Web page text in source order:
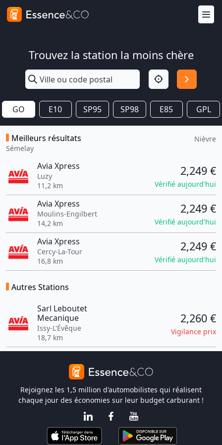
Trouvez la station la moins chère
GO E10 SP95 SP98 E85 GPL
Meilleurs résultats
Sémelay
Nièvre
Avia Xpress
Luzy
11,2 km
2,249 €
Vérifié aujourd'hui
Avia Xpress
Moulins-Engilbert
14,2 km
2,249 €
Vérifié aujourd'hui
Avia Xpress
Cercy-La-Tour
16,8 km
2,249 €
Vérifié aujourd'hui
Autres Stations
Sarl Leboutet
Mecanique
Issy-L'Évêque
18,7 km
2,260 €
Vigilance prix
Rejoignez les 1,5 million d'automobilistes qui réalisent
chaque jour des économies sur leur budget carburant !